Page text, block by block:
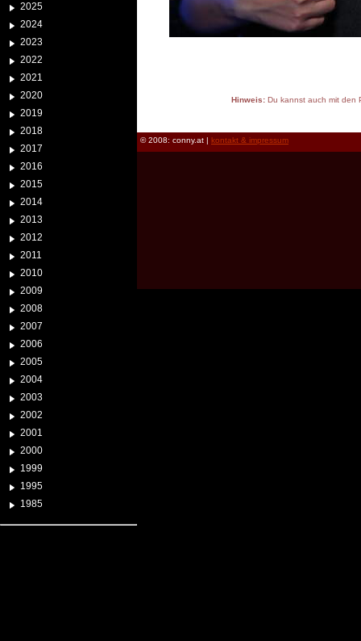
2025
2024
2023
2022
2021
2020
2019
2018
2017
2016
2015
2014
2013
2012
2011
2010
2009
2008
2007
2006
2005
2004
2003
2002
2001
2000
1999
1995
1985
Hinweis:Du kannst auch mit den
© 2008: conny.at | kontakt & impressum